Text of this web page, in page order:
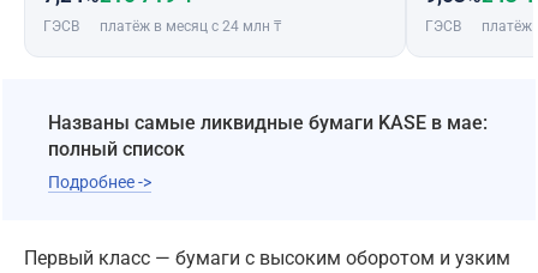
ГЭСВ платёж в месяц с 24 млн ₸ ГЭСВ платёж
Названы самые ликвидные бумаги KASE в мае:
полный список
Подробнее ->
Первый класс — бумаги с высоким оборотом и узким